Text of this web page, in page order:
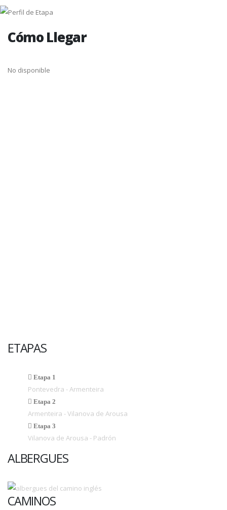
Cómo Llegar
No disponible
ETAPAS
Etapa 1
Pontevedra - Armenteira
Etapa 2
Armenteira - Vilanova de Arousa
Etapa 3
Vilanova de Arousa - Padrón
ALBERGUES
CAMINOS